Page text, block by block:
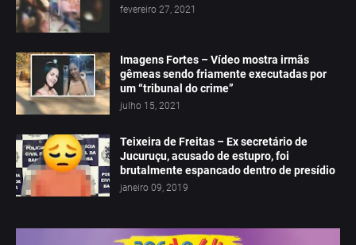
fevereiro 27, 2021
Imagens Fortes – Vídeo mostra irmãs
gêmeas sendo friamente executadas por
um “tribunal do crime”
julho 15, 2021
Teixeira de Freitas – Ex secretário de
Jucuruçu, acusado de estupro, foi
brutalmente espancado dentro de presídio
janeiro 09, 2019